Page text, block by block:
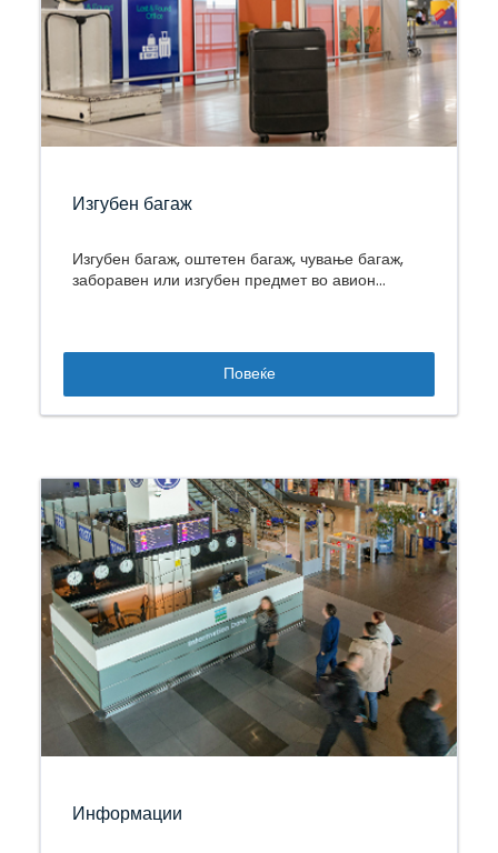
Изгубен багаж
Изгубен багаж, оштетен багаж, чување багаж,
заборавен или изгубен предмет во авион...
Повеќе
Информации